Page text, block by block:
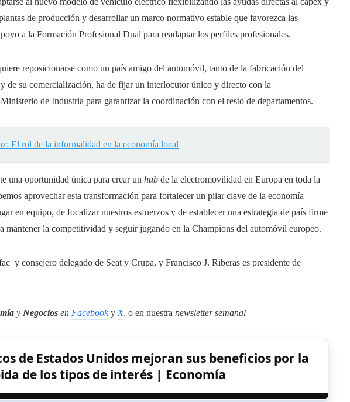
de producción y desarrollar un marco normativo estable que favorezca las
a la Formación Profesional Dual para readaptar los perfiles profesionales.
reposicionarse como un país amigo del automóvil, tanto de la fabricación del
de su comercialización, ha de fijar un interlocutor único y directo con la
de Industria para garantizar la coordinación con el resto de departamentos.
El rol de la informalidad en la economía local
una oportunidad única para crear un hub de la electromovilidad en Europa en toda la
aprovechar esta transformación para fortalecer un pilar clave de la economía
en equipo, de focalizar nuestros esfuerzos y de establecer una estrategia de país firme
mantener la competitividad y seguir jugando en la Champions del automóvil europeo.
y consejero delegado de Seat y Crupa, y Francisco J. Riberas es presidente de
y Negocios en Facebooky X, o en nuestra newsletter semanal
de Estados Unidos mejoran sus beneficios por la
de los tipos de interés | Economía